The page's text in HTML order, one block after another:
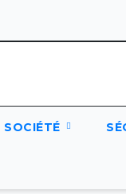
SOCIÉTÉ